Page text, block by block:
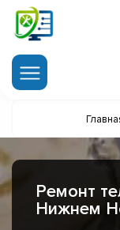
Ремонт
Нижнем